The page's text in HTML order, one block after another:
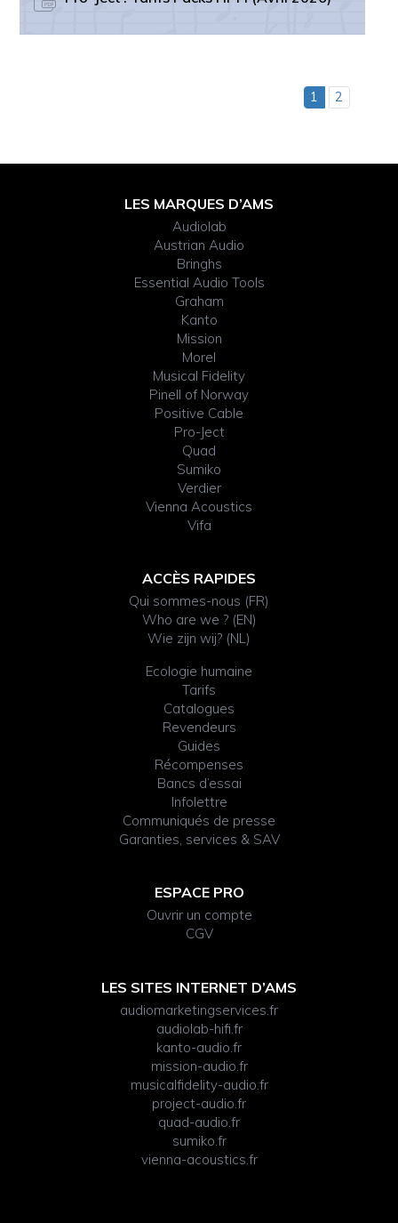
1 2
LES MARQUES D’AMS
Audiolab
Austrian Audio
Bringhs
Essential Audio Tools
Graham
Kanto
Mission
Morel
Musical Fidelity
Pinell of Norway
Positive Cable
Pro-Ject
Quad
Sumiko
Verdier
Vienna Acoustics
Vifa
ACCÈS RAPIDES
Qui sommes-nous (FR)
Who are we ? (EN)
Wie zijn wij? (NL)
Ecologie humaine
Tarifs
Catalogues
Revendeurs
Guides
Récompenses
Bancs d’essai
Infolettre
Communiqués de presse
Garanties, services & SAV
ESPACE PRO
Ouvrir un compte
CGV
LES SITES INTERNET D’AMS
audiomarketingservices.fr
audiolab-hifi.fr
kanto-audio.fr
mission-audio.fr
musicalfidelity-audio.fr
project-audio.fr
quad-audio.fr
sumiko.fr
vienna-acoustics.fr